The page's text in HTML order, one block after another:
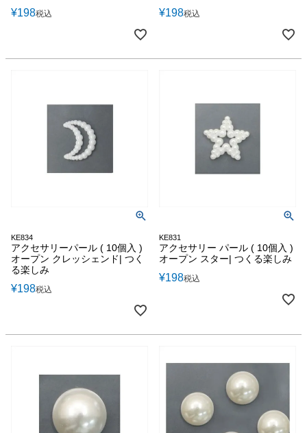
¥198税込 ¥198税込
KE834
アクセサリーパール ( 10個入 )
オープン クレッシェンド| つく
る楽しみ
¥198税込
KE831
アクセサリー パール ( 10個入 )
オープン スター| つくる楽しみ
¥198税込